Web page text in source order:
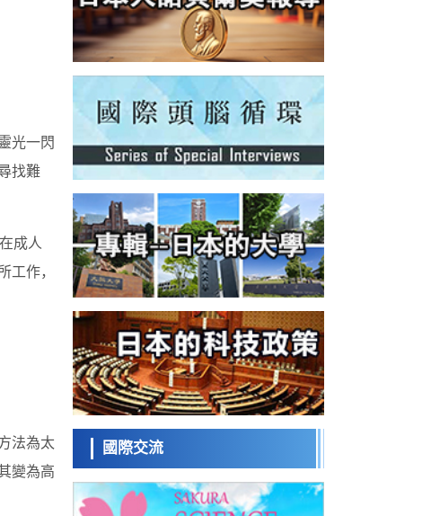
光一閃
找難
成人
工作，
法為太
變為高
波動疊加所致
科學研究
東京都產技研採用新手法開發出可穩定工作
至300℃的介電材料，已驗證電容器可在汽車
發動機等高溫環境下工作
日本生成式AI使用者佔比一年內翻倍，但與
中美德仍有較大差距
政策
日本修訂首都直下型地震緊急對策：目標為
死亡人數至少減半，重點強化火災防控
科學研究
制，闡明即便DNA相同反應迥異之謎
科學研究
神戶大學確認口服癌症疫苗B440單藥給藥的
安全性，在轉移性尿路上皮癌患者中開展臨
床試驗
政策
日本發布《令和8年版科學技術與創新白皮
書》，解讀第七期基本計劃首年度政策方向
科學研究
東京大學發現可誘導細胞死亡的新型信使物
質
科學研究
東京都健康長壽醫療中心跨器官揭示衰老過
程中的糖鏈變化
科學研究
產總研無需石油利用松脂製備石墨前驅體，
可作為電池電極材料
科學研究
板塊邊界鎖定狀態存在區域差異
政策
國際交流